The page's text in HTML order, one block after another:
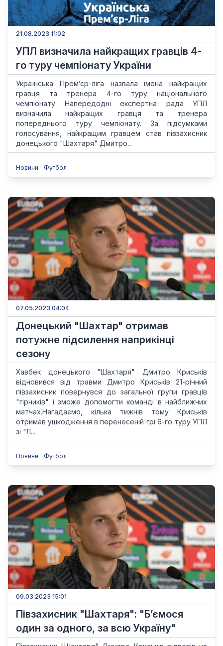
21.08.2023 11:02
УПЛ визначила найкращих гравців 4-
го туру чемпіонату України
Українська Прем’єр-ліга назвала імена найкращих
гравця та тренера 4-го туру національного
чемпіонату Напередодні експертна рада УПЛ
визначила найкращих гравця та тренера
попереднього туру чемпіонату. За підсумками
голосування, найкращим гравцем став півзахисник
донецького "Шахтаря" Дмитро...
Новини Футбол
07.05.2023 04:04
Донецький "Шахтар" отримав
потужне підсилення наприкінці
сезону
Хавбек донецького "Шахтаря" Дмитро Криськів
відновився від травми Дмитро Криськів 21-річний
півзахисник повернувся до загальної групи гравців
"гірників" і зможе допомогти команді в найближчих
матчах.Нагадаємо, кілька тижнів тому Криськів
отримав ушкодження в перенесеній грі 6-го туру УПЛ
зі "Л...
Новини Футбол
09.03.2023 15:01
Півзахисник "Шахтаря": "Б’ємося
один за одного, за всю Україну"